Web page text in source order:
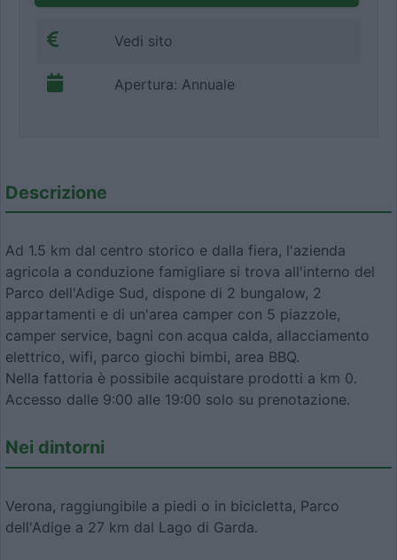
Vedi sito
Apertura: Annuale
Descrizione
Ad 1.5 km dal centro storico e dalla fiera, l'azienda
agricola a conduzione famigliare si trova all'interno del
Parco dell'Adige Sud, dispone di 2 bungalow, 2
appartamenti e di un'area camper con 5 piazzole,
camper service, bagni con acqua calda, allacciamento
elettrico, wifi, parco giochi bimbi, area BBQ.
Nella fattoria è possibile acquistare prodotti a km 0.
Accesso dalle 9:00 alle 19:00 solo su prenotazione.
Nei dintorni
Verona, raggiungibile a piedi o in bicicletta, Parco
dell'Adige a 27 km dal Lago di Garda.